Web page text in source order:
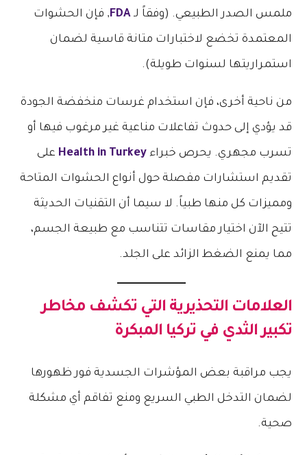
ملمس الصدر الطبيعي. (وفقاً لـFDA, فإن الحشوات
المعتمدة تخضع لاختبارات متانة قاسية لضمان
استمراريتها لسنوات طويلة).
من ناحية أخرى، فإن استخدام غرسات منخفضة الجودة
قد يؤدي إلى حدوث تفاعلات مناعية غير مرغوب فيها أو
تسرب مجهري. يحرص خبراءHealth in Turkey على
تقديم استشارات مفصلة حول أنواع الحشوات المتاحة
ومميزات كل منها طبياً. لا سيما أن التقنيات الحديثة
تتيح الآن اختيار مقاسات تتناسب مع طبيعة الجسم،
مما يمنع الضغط الزائد على الجلد.
العلامات التحذيرية التي تكشف مخاطر
تكبير الثدي في تركيا المبكرة
يجب مراقبة بعض المؤشرات الجسدية فور ظهورها
لضمان التدخل الطبي السريع ومنع تفاقم أي مشكلة
صحية.